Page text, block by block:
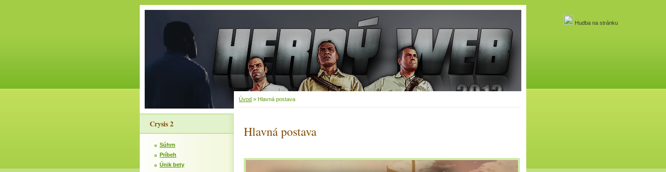
Crysis 2
Súhrn
Príbeh
Únik bety
Hudba na stránku
Úvod » Hlavná postava
Hlavná postava